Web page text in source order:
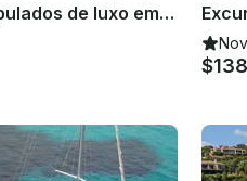
Aluguer de iates tripulados de luxo em Bosa, Sardenha, Itália
$138